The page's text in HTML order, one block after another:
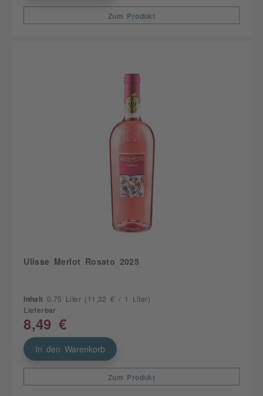
Zum Produkt
Ulisse Merlot Rosato 2025
Inhalt 0.75 Liter (11,32 € / 1 Liter)
Lieferbar
8,49 €
In den Warenkorb
Zum Produkt